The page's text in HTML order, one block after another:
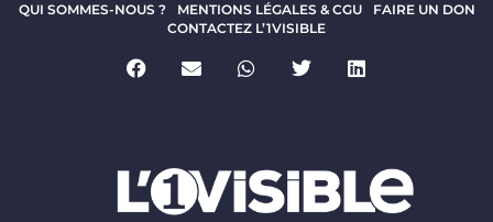
QUI SOMMES-NOUS ? MENTIONS LÉGALES & CGU
FAIRE UN DON
CONTACTEZ L’1VISIBLE